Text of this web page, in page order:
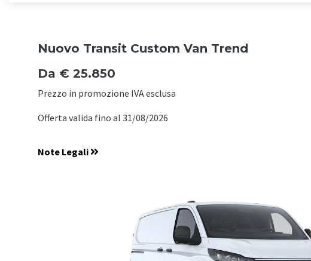
Nuovo Transit Custom Van Trend
Da € 25.850
Prezzo in promozione IVA esclusa
Offerta valida fino al 31/08/2026
Note Legali